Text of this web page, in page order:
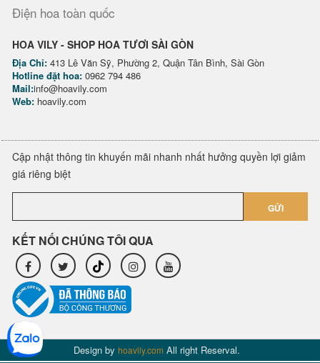
Điện hoa toàn quốc
HOA VILY - SHOP HOA TƯƠI SÀI GÒN
Địa Chỉ: 413 Lê Văn Sỹ, Phường 2, Quận Tân Bình, Sài Gòn
Hotline đặt hoa: 0962 794 486
Mail:info@hoavily.com
Web: hoavily.com
Cập nhật thông tin khuyến mãi nhanh nhất hưởng quyền lợi giảm
giá riêng biệt
GỬI
KẾT NỐI CHÚNG TÔI QUA
Design by hoavily.com All right Reserval.